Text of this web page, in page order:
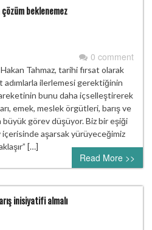
beklenemez
0 comment
Hakan Tahmaz, tarihi fırsat olarak
ilerlemesi gerektiğinin
bunu daha içselleştirerek
emek, meslek örgütleri, barış ve
büyük görev düşüyor. Biz bir eşiği
içerisinde aşarsak yürüyeceğimiz
[…]
Read More >>
inisiyatifi almalı